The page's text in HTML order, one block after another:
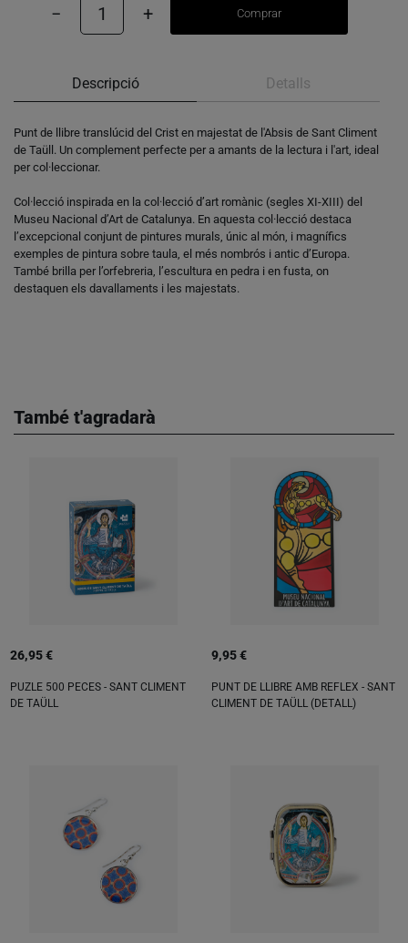
− 1 + Comprar
Descripció Detalls
Punt de llibre translúcid del Crist en majestat de l'Absis de Sant Climent
de Taüll. Un complement perfecte per a amants de la lectura i l'art, ideal
per col·leccionar.
Col·lecció inspirada en la col·lecció d’art romànic (segles XI-XIII) del
Museu Nacional d’Art de Catalunya. En aquesta col·lecció destaca
l’excepcional conjunt de pintures murals, únic al món, i magnífics
exemples de pintura sobre taula, el més nombrós i antic d’Europa.
També brilla per l’orfebreria, l’escultura en pedra i en fusta, on
destaquen els davallaments i les majestats.
També t'agradarà
26,95 €
PUZLE 500 PECES - SANT CLIMENT
DE TAÜLL
9,95 €
PUNT DE LLIBRE AMB REFLEX - SANT
CLIMENT DE TAÜLL (DETALL)